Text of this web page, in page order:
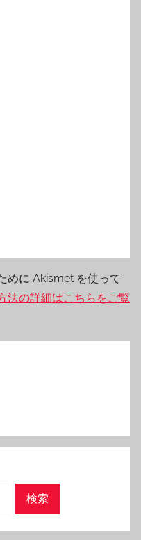
めに Akismet を使って
法の詳細はこちらをご覧
検索